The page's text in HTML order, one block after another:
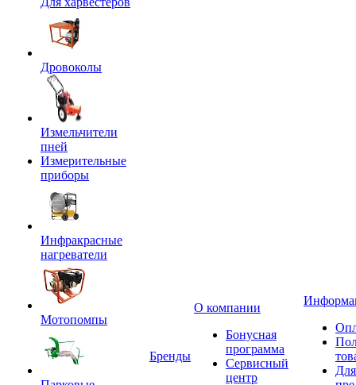
Дровоколы
Измельчители
пней
Измерительные
приборы
Инфракрасные
нагреватели
Мотопомпы
Бренды
О компании
Бонусная
программа
Сервисный
центр
Для